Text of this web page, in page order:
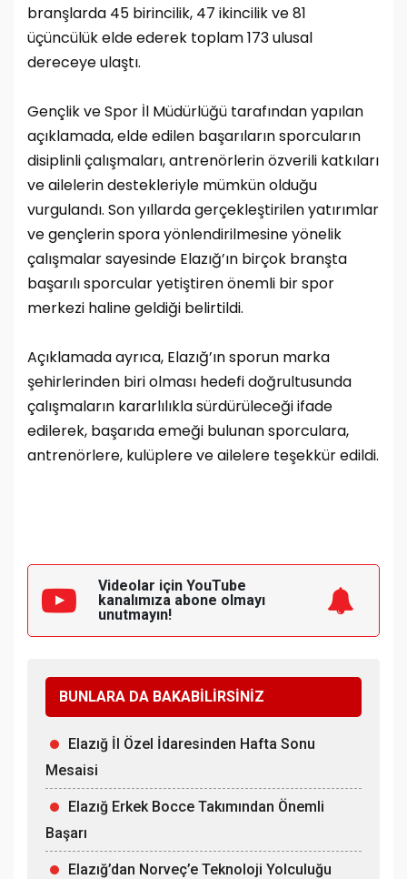
branşlarda 45 birincilik, 47 ikincilik ve 81
üçüncülük elde ederek toplam 173 ulusal
dereceye ulaştı.
Gençlik ve Spor İl Müdürlüğü tarafından yapılan
açıklamada, elde edilen başarıların sporcuların
disiplinli çalışmaları, antrenörlerin özverili katkıları
ve ailelerin destekleriyle mümkün olduğu
vurgulandı. Son yıllarda gerçekleştirilen yatırımlar
ve gençlerin spora yönlendirilmesine yönelik
çalışmalar sayesinde Elazığ’ın birçok branşta
başarılı sporcular yetiştiren önemli bir spor
merkezi haline geldiği belirtildi.
Açıklamada ayrıca, Elazığ’ın sporun marka
şehirlerinden biri olması hedefi doğrultusunda
çalışmaların kararlılıkla sürdürüleceği ifade
edilerek, başarıda emeği bulunan sporculara,
antrenörlere, kulüplere ve ailelere teşekkür edildi.
Videolar için YouTube
kanalımıza abone olmayı
unutmayın!
BUNLARA DA BAKABİLİRSİNİZ
Elazığ İl Özel İdaresinden Hafta Sonu
Mesaisi
Elazığ Erkek Bocce Takımından Önemli
Başarı
Elazığ’dan Norveç’e Teknoloji Yolculuğu